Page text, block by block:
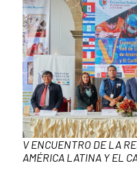
Caption:
V ENCUENTRO DE LA
AMÉRICA LATINA Y EL